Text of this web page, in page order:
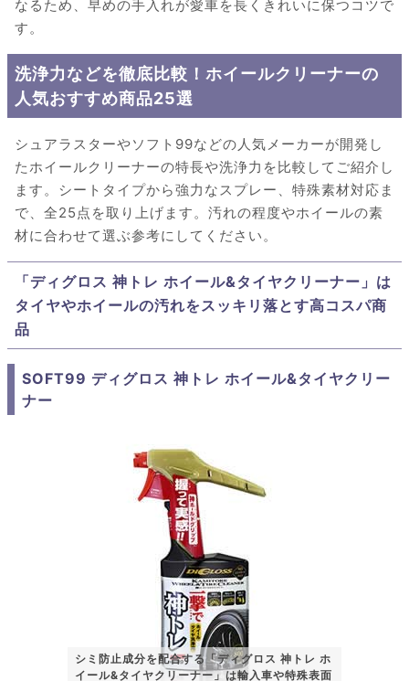
なるため、早めの手入れが愛車を長くきれいに保つコツで
す。
洗浄力などを徹底比較！ホイールクリーナーの
人気おすすめ商品25選
シュアラスターやソフト99などの人気メーカーが開発し
たホイールクリーナーの特長や洗浄力を比較してご紹介し
ます。シートタイプから強力なスプレー、特殊素材対応ま
で、全25点を取り上げます。汚れの程度やホイールの素
材に合わせて選ぶ参考にしてください。
「ディグロス 神トレ ホイール&タイヤクリーナー」は
タイヤやホイールの汚れをスッキリ落とす高コスパ商
品
SOFT99 ディグロス 神トレ ホイール&タイヤクリー
ナー
シミ防止成分を配合する「ディグロス 神トレ ホ
イール&タイヤクリーナー」は輸入車や特殊表面